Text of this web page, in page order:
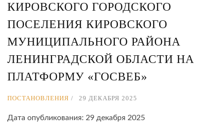
КИРОВСКОГО ГОРОДСКОГО
ПОСЕЛЕНИЯ КИРОВСКОГО
МУНИЦИПАЛЬНОГО РАЙОНА
ЛЕНИНГРАДСКОЙ ОБЛАСТИ НА
ПЛАТФОРМУ «ГОСВЕБ»
ПОСТАНОВЛЕНИЯ 29 ДЕКАБРЯ 2025
Дата опубликования: 29 декабря 2025